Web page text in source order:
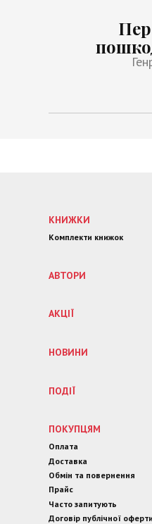
Пер
КНИЖКИ
Комплекти книжок
АВТОРИ
АКЦІЇ
НОВИНИ
ПОДІЇ
ПОКУПЦЯМ
Оплата
Доставка
Обмін та повернення
Прайс
Часто запитують
Договір публічної оферти